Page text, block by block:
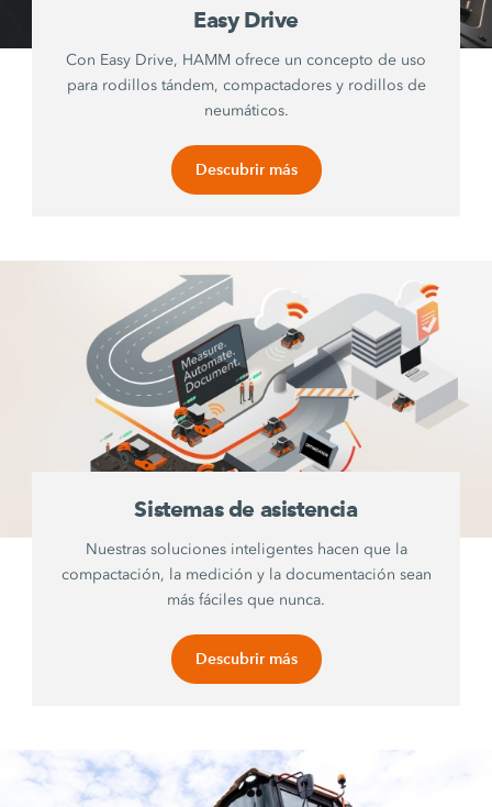
Easy Drive
Con Easy Drive, HAMM ofrece un concepto de uso
para rodillos tándem, compactadores y rodillos de
neumáticos.
Descubrir más
Sistemas de asistencia
Nuestras soluciones inteligentes hacen que la
compactación, la medición y la documentación sean
más fáciles que nunca.
Descubrir más